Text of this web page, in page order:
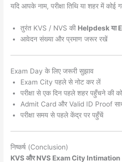
यदि आपके नाम, परीक्षा तिथि या शहर में कोई
तुरंत KVS / NVS की Helpdesk या
आवेदन संख्या और प्रमाण जरूर रखें
Exam Day के लिए जरूरी सुझाव
Exam City पहले से नोट कर लें
परीक्षा से एक दिन पहले शहर पहुँचने की
Admit Card और Valid ID Proof
परीक्षा समय से पहले केंद्र पर पहुँचें
निष्कर्ष (Conclusion)
KVS और NVS Exam City Intimation